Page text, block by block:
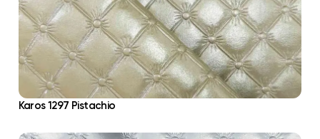
Karos 1297 Pistachio